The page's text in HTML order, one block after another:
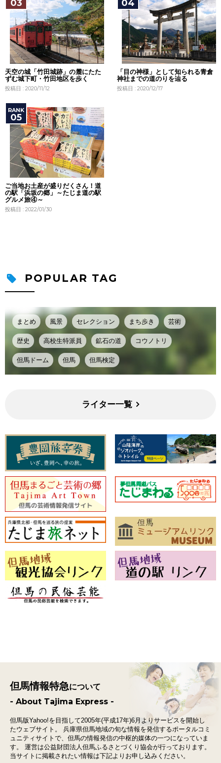
天空の城「竹田城跡」の麓にたた
ずむ城下町・竹田地区を歩く
投稿日 : 2020/11/12
「目の神様」として知られる青倉
神社までの道のりを辿る
投稿日 : 2020/12/17
ご当地お土産が盛りだくさん！道
の駅「浜坂の郷」～たじま道の駅
グルメ旅④～
投稿日 : 2022/01/30
POPULAR TAG
まとめ 風景 セレクション まち歩き 芸術
歴史 高校生特派員 鉱石の道 コウノトリ
但馬ドーム 但馬 但馬検定
ライター一覧
但馬情報特急について
- About Tajima Express -
但馬版Yahoo!を目指して2005年(平成17年)6月よりサービスを開始し
たウェブサイト。
兵庫県但馬地域の旬な情報を発信するポータルコミ
ュニティサイトで、 但馬の情報発信の中枢的媒体の一つになっていま
す。
運営は公益財団法人但馬ふるさとづくり協会が行っております。
当サイトに掲載されたい情報は下記よりお申し込みください。